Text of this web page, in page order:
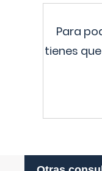
Para
tienes